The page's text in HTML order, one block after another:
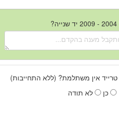
טרייד אין משתלמת? (ללא התחייבות)
כן
לא תודה